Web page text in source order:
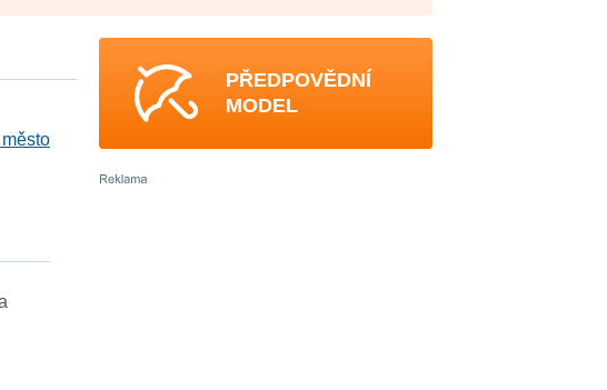
PŘEDPOVĚDNÍ
MODEL